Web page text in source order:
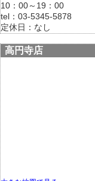
10：00～19：00
tel：03-5345-5878
定休日：なし
高円寺店